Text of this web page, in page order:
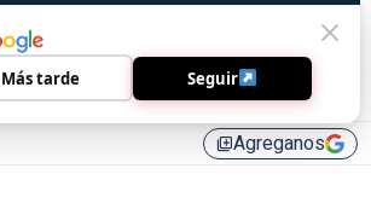
library_addAgreganos
Más tarde Seguir